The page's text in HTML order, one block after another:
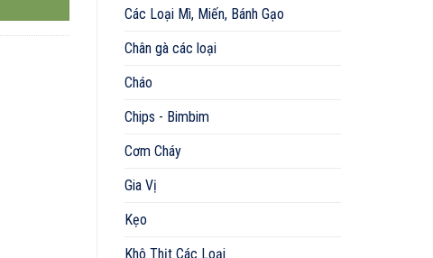
Các Loại Mì, Miến, Bánh Gạo
Chân gà các loại
Cháo
Chips - Bimbim
Cơm Cháy
Gia Vị
Kẹo
Khô Thịt Các Loại